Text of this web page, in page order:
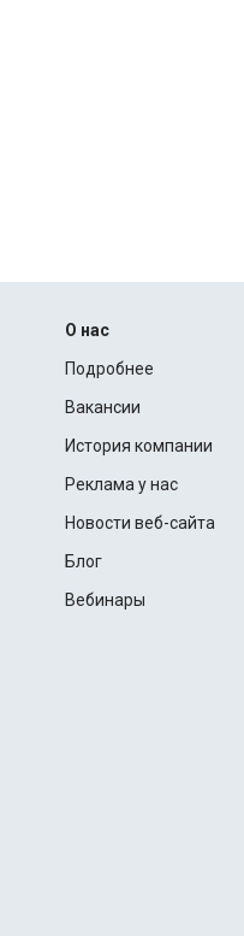
О нас
Подробнее
Вакансии
История компании
Реклама у нас
Новости веб-сайта
Блог
Вебинары